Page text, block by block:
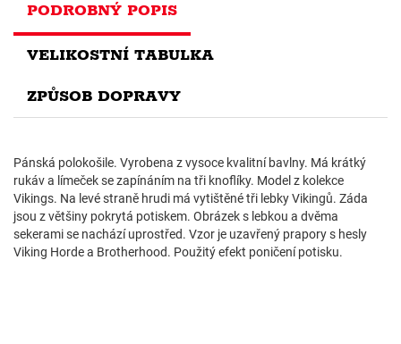
PODROBNÝ POPIS
VELIKOSTNÍ TABULKA
ZPŮSOB DOPRAVY
Pánská polokošile. Vyrobena z vysoce kvalitní bavlny. Má krátký
rukáv a límeček se zapínáním na tři knoflíky. Model z kolekce
Vikings. Na levé straně hrudi má vytištěné tři lebky Vikingů. Záda
jsou z většiny pokrytá potiskem. Obrázek s lebkou a dvěma
sekerami se nachází uprostřed. Vzor je uzavřený prapory s hesly
Viking Horde a Brotherhood. Použitý efekt poničení potisku.